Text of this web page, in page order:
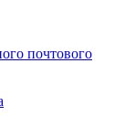
почтового